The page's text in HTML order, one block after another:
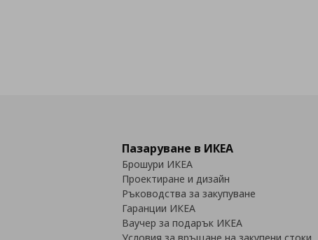
Пазаруване в ИКЕА
Брошури ИКЕА
Проектиране и дизайн
Ръководства за закупуване
Гаранции ИКЕА
Ваучер за подарък ИКЕА